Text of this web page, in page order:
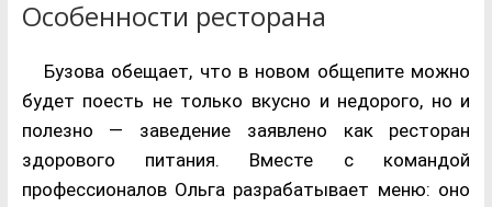
Особенности ресторана
Бузова обещает, что в новом общепите можно
будет поесть не только вкусно и недорого, но и
полезно — заведение заявлено как ресторан
здорового питания. Вместе с командой
профессионалов Ольга разрабатывает меню: оно